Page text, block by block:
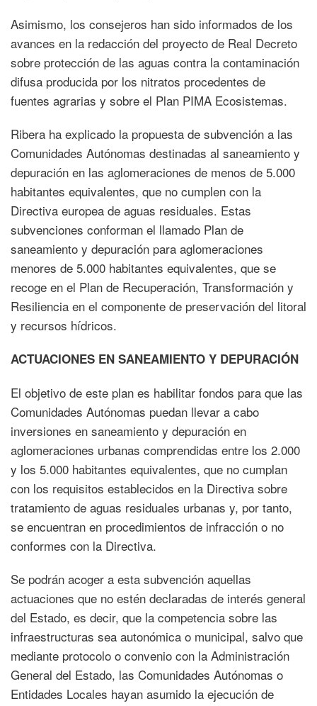
Asimismo, los consejeros han sido informados de los
avances en la redacción del proyecto de Real Decreto
sobre protección de las aguas contra la contaminación
difusa producida por los nitratos procedentes de
fuentes agrarias y sobre el Plan PIMA Ecosistemas.
Ribera ha explicado la propuesta de subvención a las
Comunidades Autónomas destinadas al saneamiento y
depuración en las aglomeraciones de menos de 5.000
habitantes equivalentes, que no cumplen con la
Directiva europea de aguas residuales. Estas
subvenciones conforman el llamado Plan de
saneamiento y depuración para aglomeraciones
menores de 5.000 habitantes equivalentes, que se
recoge en el Plan de Recuperación, Transformación y
Resiliencia en el componente de preservación del litoral
y recursos hídricos.
ACTUACIONES EN SANEAMIENTO Y DEPURACIÓN
El objetivo de este plan es habilitar fondos para que las
Comunidades Autónomas puedan llevar a cabo
inversiones en saneamiento y depuración en
aglomeraciones urbanas comprendidas entre los 2.000
y los 5.000 habitantes equivalentes, que no cumplan
con los requisitos establecidos en la Directiva sobre
tratamiento de aguas residuales urbanas y, por tanto,
se encuentran en procedimientos de infracción o no
conformes con la Directiva.
Se podrán acoger a esta subvención aquellas
actuaciones que no estén declaradas de interés general
del Estado, es decir, que la competencia sobre las
infraestructuras sea autonómica o municipal, salvo que
mediante protocolo o convenio con la Administración
General del Estado, las Comunidades Autónomas o
Entidades Locales hayan asumido la ejecución de